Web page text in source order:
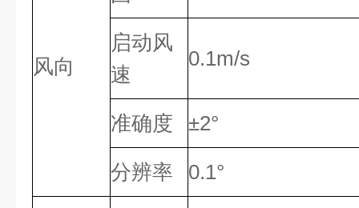
风向
启动风
速
0.1m/s
准确度 ±2°
分辨率 0.1°